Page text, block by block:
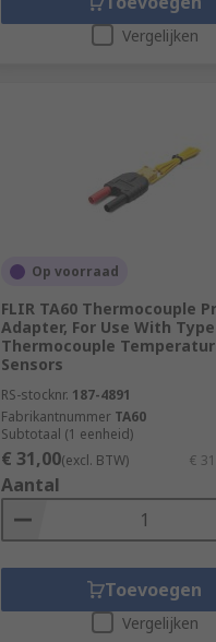
Vergelijken
Op voorraad
FLIR TA60 Thermocouple
Adapter, For Use With
Thermocouple
Sensors
RS-stocknr. 187-4891
Fabrikantnummer TA60
Subtotaal (1 eenheid)
€ 31,00(excl. BTW) €
Aantal
Toevoegen
Vergelijken